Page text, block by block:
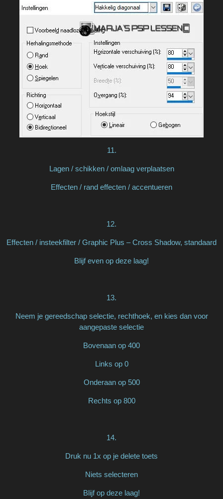
11.
Lagen / schikken / omlaag verplaatsen
Effecten / rand effecten / accentueren
12.
Effecten / insteekfilter / Graphic Plus – Cross Shadow, standaard
Blijf even op deze laag!
13.
Neem je gereedschap selectie, rechthoek, en kies dan voor
aangepaste selectie
Bovenaan op 400
Links op 0
Onderaan op 500
Rechts op 800
14.
Druk nu 1x op je delete toets
Niets selecteren
Blijf op deze laag!